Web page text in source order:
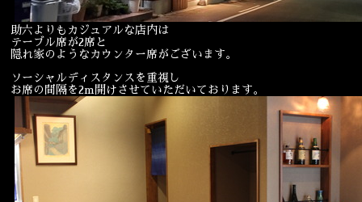
助六よりもカジュアルな店内は
テーブル席が2席と
隠れ家のようなカウンター席がございます。
ソーシャルディスタンスを重視し
お席の間隔を2m開けさせていただいております。